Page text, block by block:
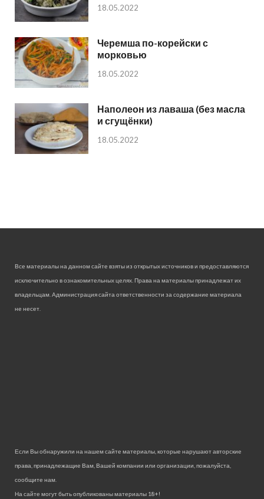
18.05.2022
Черемша по-корейски с
морковью
18.05.2022
Наполеон из лаваша (без масла
и сгущёнки)
18.05.2022
Все материалы на данном сайте взяты из открытых источников и предоставляются
исключительно в ознакомительных целях. Права на материалы принадлежат их
владельцам. Администрация сайта ответственности за содержание материала
не несет.
Если Вы обнаружили на нашем сайте материалы, которые нарушают авторские
права, принадлежащие Вам, Вашей компании или организации, пожалуйста,
сообщите нам.
На сайте могут быть опубликованы материалы 18+!